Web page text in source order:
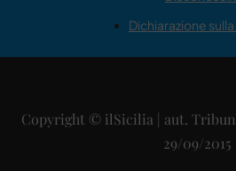
Dichiarazione
Copyright © ilSicilia | aut.
29/09/2015